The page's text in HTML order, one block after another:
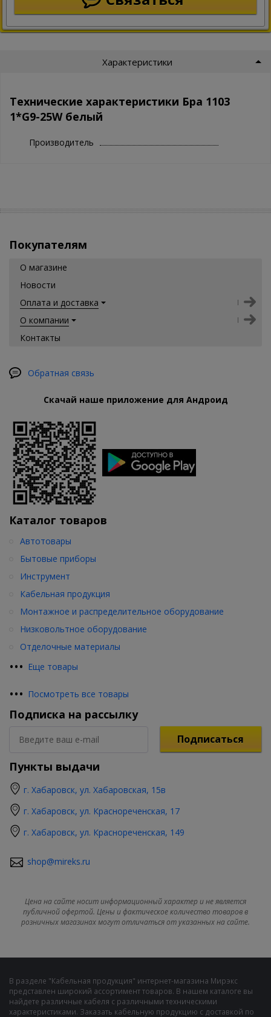
Характеристики
Технические характеристики Бра 1103
1*G9-25W белый
Производитель
Покупателям
О магазине
Новости
Оплата и доставка
О компании
Контакты
Обратная связь
Скачай наше приложение для Андроид
Каталог товаров
••• Еще товары
Автотовары
Бытовые приборы
Инструмент
Кабельная продукция
Монтажное и распределительное оборудование
Низковольтное оборудование
Отделочные материалы
••• Посмотреть все товары
Подписка на рассылку
Подписаться
Пункты выдачи
г. Хабаровск, ул. Хабаровская, 15в
г. Хабаровск, ул. Краснореченская, 17
г. Хабаровск, ул. Краснореченская, 149
shop@mireks.ru
Цена на сайте носит информационный характер и не является
публичной офертой. Цены и фактическое количество товаров в
розничных магазинах могут отличаться от указанных на сайте.
В разделе "Кабельная продукция" интернет-магазина Мирэкс
представлен широкий ассортимент товаров. В нашем каталоге вы
найдете различные кабеля с различными техническими
характеристиками. Заказать кабельную продукцию с доставкой по